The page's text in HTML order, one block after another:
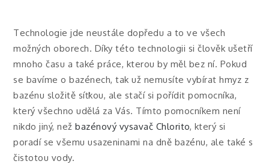
Technologie jde neustále dopředu a to ve všech
možných oborech. Díky této technologii si člověk ušetří
mnoho času a také práce, kterou by měl bez ní. Pokud
se bavíme o bazénech, tak už nemusíte vybírat hmyz z
bazénu složitě síťkou, ale stačí si pořídit pomocníka,
který všechno udělá za Vás. Tímto pomocníkem není
nikdo jiný, nežbazénový vysavač Chlorito, který si
poradí se všemu usazeninami na dně bazénu, ale také s
čistotou vody.